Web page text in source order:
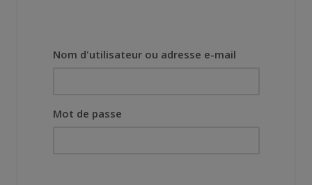
Nom d'utilisateur ou adresse e-mail
Mot de passe